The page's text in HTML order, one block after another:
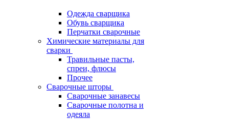
Одежда сварщика
Обувь сварщика
Перчатки сварочные
Химические материалы для
сварки
Травильные пасты,
спреи, флюсы
Прочее
Сварочные шторы
Сварочные занавесы
Сварочные полотна и
одеяла